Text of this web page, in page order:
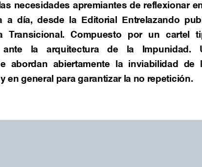
necesidades apremiantes de reflexionar
a día, desde la Editorial Entrelazando
Transicional. Compuesto por un cartel
ante la arquitectura de la Impunidad.
abordan abiertamente la inviabilidad
en general para garantizar la no repetición.